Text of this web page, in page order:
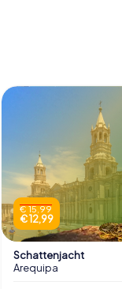
€ 15,99
€ 12,99
Schattenjacht
Arequipa